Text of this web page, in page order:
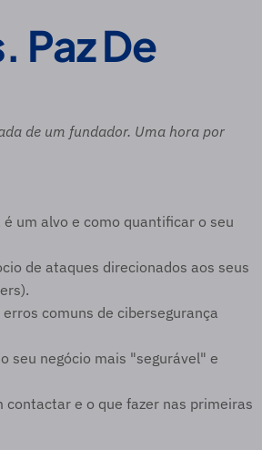
Paz De
de um fundador. Uma hora por
um alvo e como quantificar o seu
de ataques direcionados aos seus
comuns de cibersegurança
seu negócio mais "segurável" e
contactar e o que fazer nas primeiras